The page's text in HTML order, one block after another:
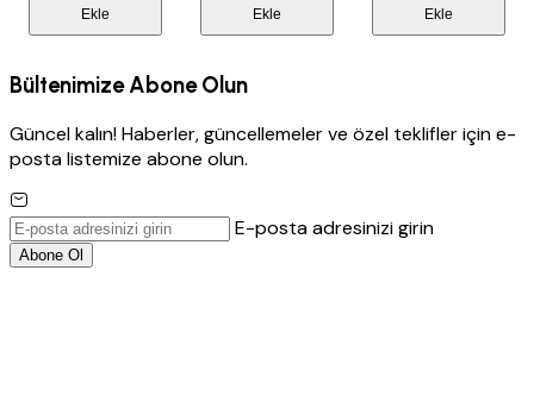
Ekle
Ekle
Ekle
Bültenimize Abone Olun
Güncel kalın! Haberler, güncellemeler ve özel teklifler için e-
posta listemize abone olun.
E-posta adresinizi girin
Abone Ol